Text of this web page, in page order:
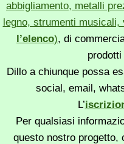
abbigliamento, metalli
legno, strumenti
l’elenco), di
Dillo a chiunque possa
social, email,
L’
Per qualsiasi
questo nostro progetto,